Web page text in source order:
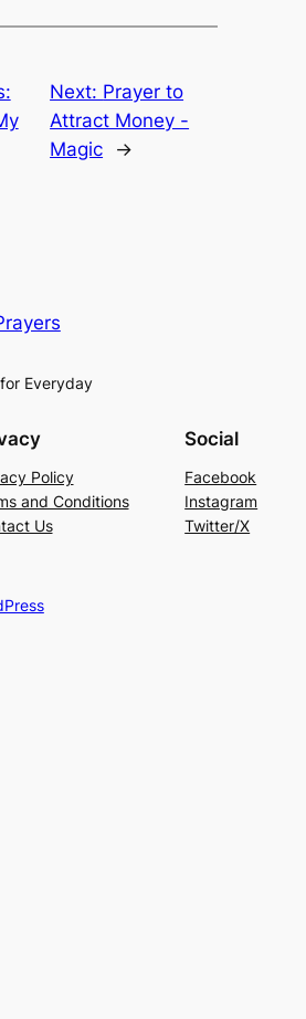
Next: Prayer to
Attract Money -
Magic
→
Everyday
Policy
and Conditions
Us
Social
Facebook
Instagram
Twitter/X